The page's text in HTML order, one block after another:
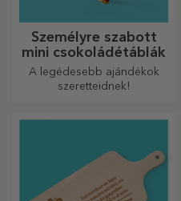
Személyre szabott
mini csokoládétáblák
A legédesebb ajándékok
szeretteidnek!